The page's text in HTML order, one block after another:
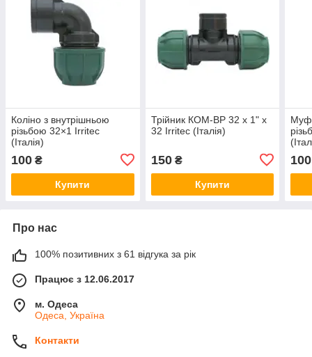
Коліно з внутрішньою
різьбою 32×1 Irritec
(Італія)
100 ₴
Купити
Трійник КОМ-ВР 32 х 1" х
32 Irritec (Італія)
150₴
Купити
100
Про нас
100% позитивних з 61 відгука за рік
Працює з 12.06.2017
м. Одеса
Одеса, Україна
Контакти